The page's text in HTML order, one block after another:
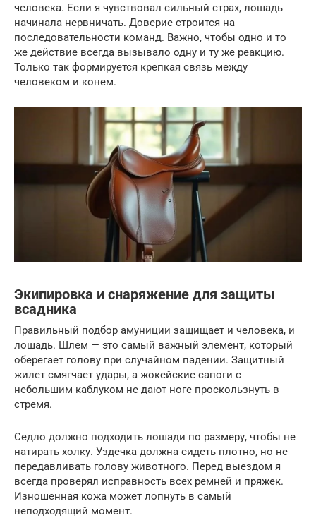
человека. Если я чувствовал сильный страх, лошадь
начинала нервничать. Доверие строится на
последовательности команд. Важно, чтобы одно и то
же действие всегда вызывало одну и ту же реакцию.
Только так формируется крепкая связь между
человеком и конем.
Экипировка и снаряжение для защиты
всадника
Правильный подбор амуниции защищает и человека, и
лошадь. Шлем — это самый важный элемент, который
оберегает голову при случайном падении. Защитный
жилет смягчает удары, а жокейские сапоги с
небольшим каблуком не дают ноге проскользнуть в
стремя.
Седло должно подходить лошади по размеру, чтобы не
натирать холку. Уздечка должна сидеть плотно, но не
передавливать голову животного. Перед выездом я
всегда проверял исправность всех ремней и пряжек.
Изношенная кожа может лопнуть в самый
неподходящий момент.